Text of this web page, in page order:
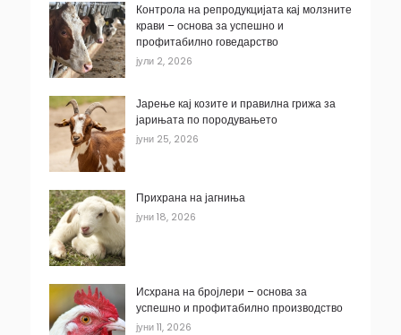
Контрола на репродукцијата кај молзните
крави – основа за успешно и
профитабилно говедарство
јули 2, 2026
Јарење кај козите и правилна грижа за
јарињата по породувањето
јуни 25, 2026
Прихрана на јагниња
јуни 18, 2026
Исхрана на бројлери – основа за
успешно и профитабилно производство
јуни 11, 2026